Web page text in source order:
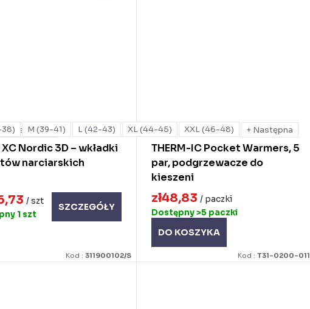
+ Następna
38) M (39-41) L (42-43) XL (44-45) XXL (46-48) + Następna
Nordic 3D – wkładki
narciarskich
/ szt
1 szt
SZCZEGÓŁY
Kod : 311900102/S
THERM-IC Pocket Warmers, 5
par, podgrzewacze do
kieszeni
zł48,83 / paczki
Dostępny>5 paczki
DO KOSZYKA
Kod : T31-0200-011